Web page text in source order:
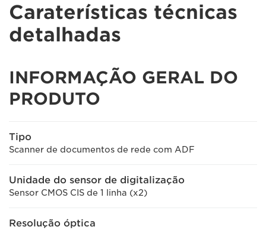
Caraterísticas técnicas
detalhadas
INFORMAÇÃO GERAL DO
PRODUTO
Tipo
Scanner de documentos de rede com ADF
Unidade do sensor de digitalização
Sensor CMOS CIS de 1 linha (x2)
Resolução óptica